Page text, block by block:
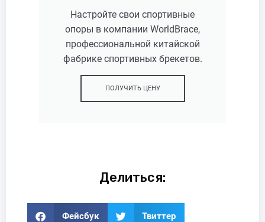
Настройте свои спортивные
опоры в компании WorldBrace,
профессиональной китайской
фабрике спортивных брекетов.
ПОЛУЧИТЬ ЦЕНУ
Делиться:
Фейсбук Твиттер